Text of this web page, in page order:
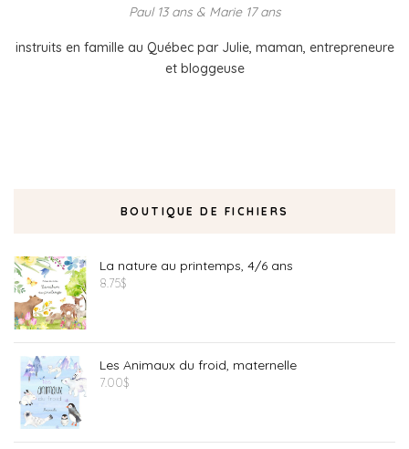
Paul 13 ans & Marie 17 ans
instruits en famille au Québec par Julie, maman, entrepreneure
et bloggeuse
BOUTIQUE DE FICHIERS
La nature au printemps, 4/6 ans
8.75$
Les Animaux du froid, maternelle
7.00$